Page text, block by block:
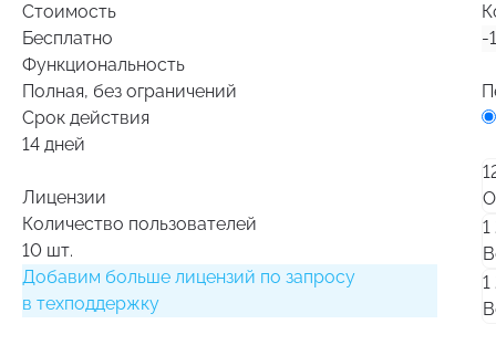
Стоимость
Бесплатно
Функциональность
Полная, без ограничений
Срок действия
14 дней
Лицензии
Количество пользователей
10 шт.
Добавим больше лицензий по запросу
в техподдержку
-